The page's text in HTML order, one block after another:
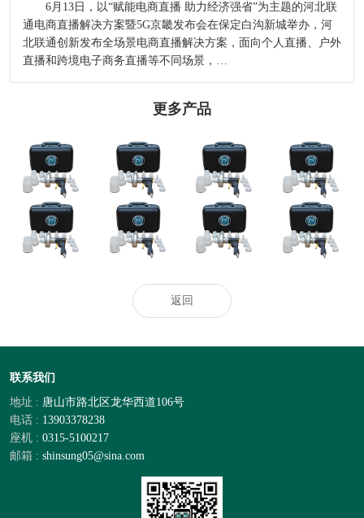
6月13日，以“赋能电商直播 助力经济强省”为主题的河北联
通电商直播解决方案暨5G京畿发布会在保定白沟新城举办，河
北联通创新发布全场景电商直播解决方案，面向个人直播、户外
直播和跨境电子商务直播等不同场景，…
更多产品
河北发布二〇二
四年度企业标
准“领跑者”
2024-2029全球及
中國CMP拋光液
過濾器行業研讨
及十四五規劃剖
析報告
洪水灾后防疫科
普
选哪个洁厕品牌
好？2026洁厕灵
泡沫清洁剂去污
剂：马桶蹲厕去
污效果出众
“无人经济”演绎
异样精彩
热门推荐_空调_
空气净化器_智
慧空净频道_天
极网
奥克股份：与韩
国达善确定联合
开发合作意向
天极网_专业IT
门户
返回
联系我们
地址 : 唐山市路北区龙华西道106号
电话 : 13903378238
座机 : 0315-5100217
邮箱 : shinsung05@sina.com